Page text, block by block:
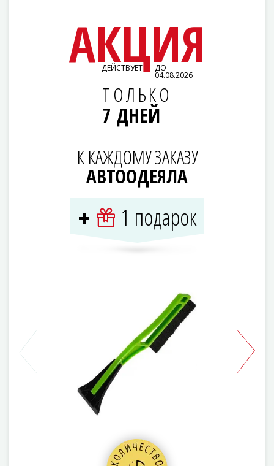
АКЦИЯ
ДЕЙСТВУЕТ ДО
04.08.2026
ТОЛЬКО
7 ДНЕЙ
К КАЖДОМУ ЗАКАЗУ
АВТООДЕЯЛА
+ 1 подарок